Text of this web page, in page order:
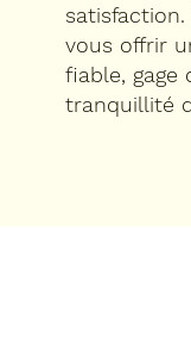
vous offrir
fiable, gage
tranquillité